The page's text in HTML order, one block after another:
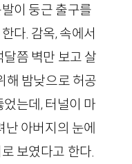
이 둥근 출구를
다. 감옥, 속에서
쯤 벽만 보고 살
해 밤낮으로 허공
는데, 터널이 마
난 아버지의 눈에
보였다고 한다.